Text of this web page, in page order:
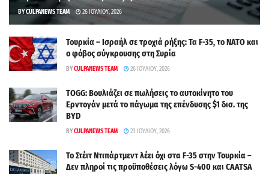
BYCULPANEWS TEAM 26 ΙΟΥΛΊΟΥ, 2026
Τουρκία – Ισραήλ σε τροχιά ρήξης: Τα F-35, το ΝΑΤΟ και
ο φόβος σύγκρουσης στη Συρία
BYCULPANEWS TEAM 26 ΙΟΥΛΊΟΥ, 2026
TOGG: Βουλιάζει σε πωλήσεις το αυτοκίνητο του
Ερντογάν μετά το πάγωμα της επένδυσης $1 δισ. της
BYD
BYCULPANEWS TEAM 23 ΙΟΥΛΊΟΥ, 2026
Το Στέιτ Ντιπάρτμεντ λέει όχι στα F-35 στην Τουρκία –
Δεν πληροί τις προϋποθέσεις λόγω S-400 και CAATSA